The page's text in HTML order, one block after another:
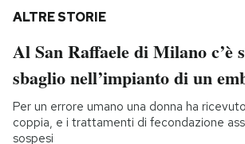
ALTRE STORIE
Al San Raffaele di Milano c’è
sbaglio nell’impianto di un
Per un errore umano una donna ha
coppia, e i trattamenti di fecondazione
sospesi